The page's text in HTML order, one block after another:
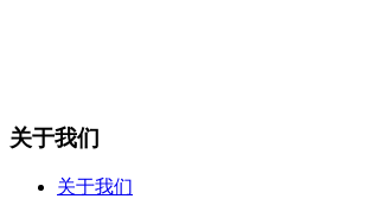
关于我们
关于我们